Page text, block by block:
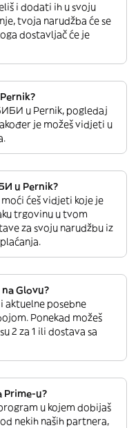
i dodati ih u svoju
tvoja narudžba će se
dostavljač će je
u Pernik, pogledaj
je možeš vidjeti u
u Pernik?
ćeš vidjeti koje je
trgovinu u tvom
za svoju narudžbu iz
Glovu?
aktuelne posebne
Ponekad možeš
2 za 1 ili dostava sa
u?
u kojem dobijaš
nekih naših partnera,